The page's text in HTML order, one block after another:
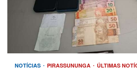
NOTÍCIAS PIRASSUNUNGA ÚLTIMAS